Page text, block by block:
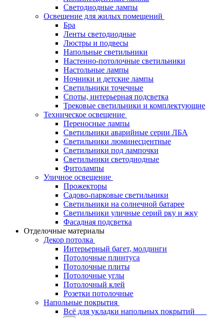
Светодиодные лампы
Освещение для жилых помещений
Бра
Ленты светодиодные
Люстры и подвесы
Напольные светильники
Настенно-потолочные светильники
Настольные лампы
Ночники и детские лампы
Светильники точечные
Споты, интерьерная подсветка
Трековые светильники и комплектующие
Техническое освещение
Переносные лампы
Светильники аварийные серии ЛБА
Светильники люминесцентные
Светильники под лампочки
Светильники светодиодные
Фитолампы
Уличное освещение
Прожекторы
Садово-парковые светильники
Светильники на солнечной батарее
Светильники уличные серий рку и жку
Фасадная подсветка
Отделочные материалы
Декор потолка
Интерьерный багет, молдинги
Потолочные плинтуса
Потолочные плиты
Потолочные углы
Потолочный клей
Розетки потолочные
Напольные покрытия
Всё для укладки напольных покрытий